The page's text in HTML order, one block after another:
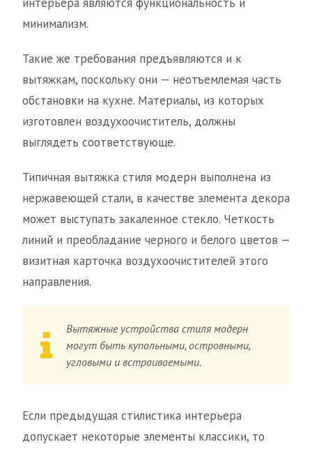
минимализм.
Такие же требования предъявляются и к
вытяжкам, поскольку они — неотъемлемая часть
обстановки на кухне. Материалы, из которых
изготовлен воздухоочиститель, должны
выглядеть соответствующе.
Типичная вытяжка стиля модерн выполнена из
нержавеющей стали, в качестве элемента декора
может выступать закаленное стекло. Четкость
линий и преобладание черного и белого цветов —
визитная карточка воздухоочистителей этого
направления.
Вытяжные устройства стиля модерн
могут быть купольными, островными,
угловыми и встраиваемыми.
Если предыдущая стилистика интерьера
допускает некоторые элементы классики, то